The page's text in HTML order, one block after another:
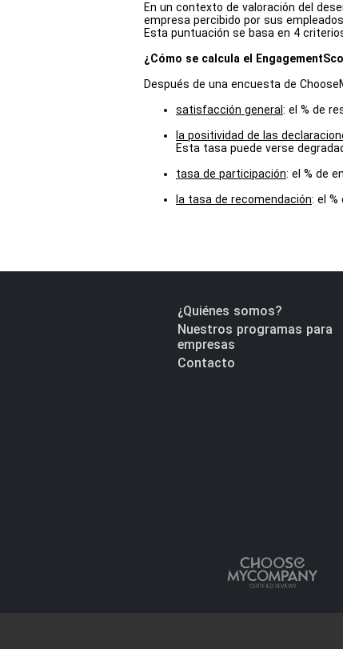
En un contexto de valoración del
empresa percibido por sus empleados.
Esta puntuación se basa en 4
¿Cómo se calcula el
Después de una encuesta de
satisfacción general : el % de
la positividad de las
Esta tasa puede verse
tasa de participación: el % de
la tasa de recomendación: el
¿Quiénes somos?
Nuestros programas para
empresas
Contacto